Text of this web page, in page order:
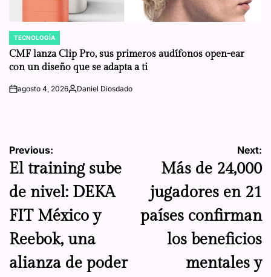
POSTED
IN
TECNOLOGÍA
CMF lanza Clip Pro, sus primeros audífonos open-ear
con un diseño que se adapta a ti
onagosto 4, 2026Posted
Daniel Diosdado
Navegación
de
entradas
Previous:
El training sube
de nivel: DEKA
FIT México y
Reebok, una
alianza de poder
Next:
Más de 24,000
jugadores en 21
países confirman
los beneficios
mentales y